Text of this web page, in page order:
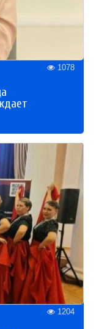
1078
1204